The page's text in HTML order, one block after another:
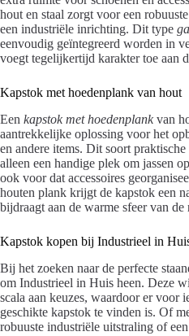
hout en staal zorgt voor een
een industriële inrichting. Dit type
eenvoudig geïntegreerd worden in
voegt tegelijkertijd karakter toe aan
Kapstok met hoedenplank van hout
Een kapstok met hoedenplankvan
aantrekkelijke oplossing voor het
en andere items. Dit soort
alleen een handige plek om jassen
ook voor dat accessoires
houten plank krijgt de kapstok een
bijdraagt aan de warme sfeer van de
Kapstok kopen bij Industrieel in
Bij het zoeken naar de perfecte
om Industrieel in Huis heen. Deze
scala aan keuzes, waardoor er voor
geschikte kapstok te vinden is. Of
robuuste industriële uitstraling of